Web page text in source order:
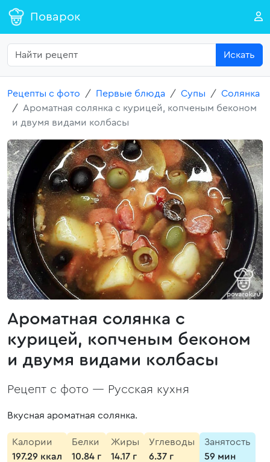
Поварок
Искать
Рецепты с фото Первые блюда Супы
Солянка
Ароматная солянка с курицей, копченым беконом
и двумя видами колбасы
Ароматная солянка с
курицей, копченым беконом
и двумя видами колбасы
Рецепт с фото — Русская кухня
Вкусная ароматная солянка.
Калории
197.29 ккал
Белки
10.84 г
Жиры
14.17 г
Углеводы
6.37 г
Занятость
59 мин